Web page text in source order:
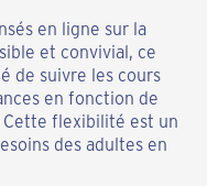
en ligne sur la
et convivial, ce
de suivre les cours
en fonction de
flexibilité est un
des adultes en